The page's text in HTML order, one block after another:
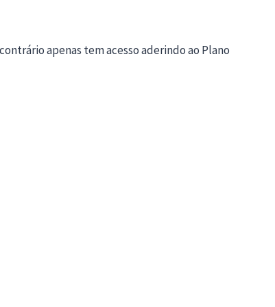
apenas tem acesso aderindo ao Plano